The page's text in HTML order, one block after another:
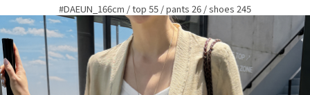
#DAEUN_166cm / top 55 / pants 26 / shoes 245